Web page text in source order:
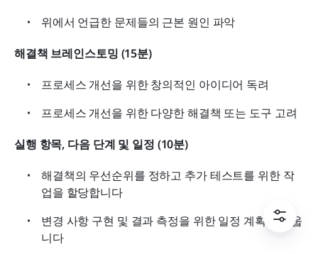
위에서 언급한 문제들의 근본 원인 파악
해결책 브레인스토밍 (15분)
프로세스 개선을 위한 창의적인 아이디어 독려
프로세스 개선을 위한 다양한 해결책 또는 도구 고려
실행 항목, 다음 단계 및 일정 (10분)
해결책의 우선순위를 정하고 추가 테스트를 위한 작
업을 할당합니다
변경 사항 구현 및 결과 측정을 위한 일정 계획을 세웁
니다